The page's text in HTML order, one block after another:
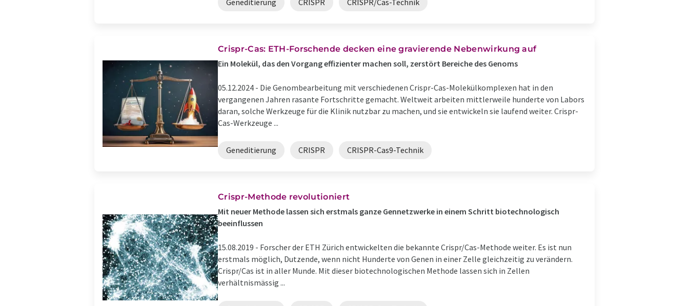
Geneditierung CRISPR CRISPR/Cas-Technik
Crispr-Cas: ETH-Forschende decken eine gravierende Nebenwirkung auf
Ein Molekül, das den Vorgang effizienter machen soll, zerstört Bereiche des Genoms
05.12.2024 - Die Genombearbeitung mit verschiedenen Crispr-Cas-Molekülkomplexen hat in den
vergangenen Jahren rasante Fortschritte gemacht. Weltweit arbeiten mittlerweile hunderte von Labors
daran, solche Werkzeuge für die Klinik nutzbar zu machen, und sie entwickeln sie laufend weiter. Crispr-
Cas-Werkzeuge ...
Geneditierung CRISPR CRISPR-Cas9-Technik
Crispr-Methode revolutioniert
Mit neuer Methode lassen sich erstmals ganze Gennetzwerke in einem Schritt biotechnologisch
beeinflussen
15.08.2019 - Forscher der ETH Zürich entwickelten die bekannte Crispr/Cas-Methode weiter. Es ist nun
erstmals möglich, Dutzende, wenn nicht Hunderte von Genen in einer Zelle gleichzeitig zu verändern.
Crispr/Cas ist in aller Munde. Mit dieser biotechnologischen Methode lassen sich in Zellen
verhältnismässig ...